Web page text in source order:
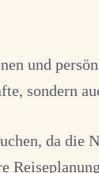
und
sondern
da die